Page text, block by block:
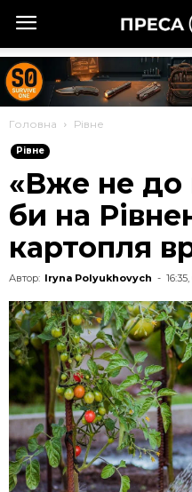
Головна Рівне
Рівне
«Вже не до
би на
картопля
Автор: Iryna Polyukhovych -